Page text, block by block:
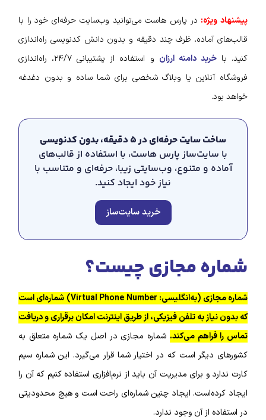
پیشنهاد ویژه: در پارس هاست می‌توانید وب‌سایت حرفه‌ای خود را با
قالب‌های آماده، ظرف چند دقیقه و بدون دانش کدنویسی راه‌اندازی
کنید. باخرید دامنه ارزان
و استفاده از پشتیبانی ۲۴/۷، راه‌اندازی
فروشگاه آنلاین یا وبلاگ شخصی برای شما ساده و بدون دغدغه
خواهد بود.
ساخت سایت حرفه‌ای در ۵ دقیقه، بدون کدنویسی
با سایت‌ساز پارس هاست، با استفاده از قالب‌های
آماده و متنوع، وب‌سایتی زیبا، حرفه‌ای و متناسب با
نیاز خود ایجاد کنید.
خرید سایت‌ساز
شماره مجازی چیست؟
شماره مجازی (به‌انگلیسی: Virtual Phone Number) شماره‌ای است
که بدون نیاز به تلفن فیزیکی، از طریق اینترنت امکان برقراری و دریافت
تماس را فراهم می‌کند. شماره مجازی در اصل یک شماره متعلق به
کشور‌های دیگر است که در اختیار شما قرار می‌گیرد. این شماره سیم
کارت ندارد و برای مدیریت آن باید از نرم‌‌افزاری استفاده کنیم که آن را
ایجاد کرده‌است. ایجاد چنین شماره‌‌ای راحت است و هیچ محدودیتی
در استفاده از آن وجود ندارد.